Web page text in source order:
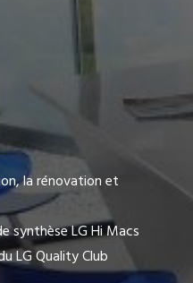
la rénovation et
synthèse LG Hi Macs
LG Quality Club